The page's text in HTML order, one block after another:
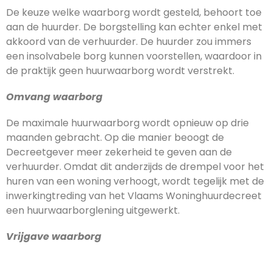
De keuze welke waarborg wordt gesteld, behoort toe
aan de huurder. De borgstelling kan echter enkel met
akkoord van de verhuurder. De huurder zou immers
een insolvabele borg kunnen voorstellen, waardoor in
de praktijk geen huurwaarborg wordt verstrekt.
Omvang waarborg
De maximale huurwaarborg wordt opnieuw op drie
maanden gebracht. Op die manier beoogt de
Decreetgever meer zekerheid te geven aan de
verhuurder. Omdat dit anderzijds de drempel voor het
huren van een woning verhoogt, wordt tegelijk met de
inwerkingtreding van het Vlaams Woninghuurdecreet
een huurwaarborglening uitgewerkt.
Vrijgave waarborg